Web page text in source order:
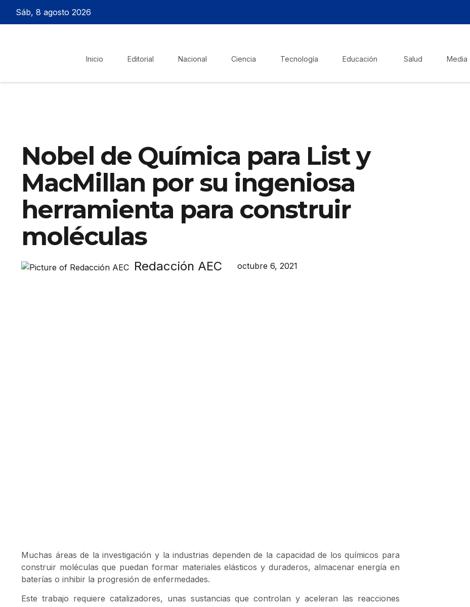
Sáb, 8 agosto 2026
Inicio Editorial Nacional Ciencia Tecnología Educación Salud Media
Nobel de Química para List y
MacMillan por su ingeniosa
herramienta para construir
moléculas
Redacción AEC octubre 6, 2021
Muchas áreas de la investigación y la industrias dependen de la capacidad de los químicos para
construir moléculas que puedan formar materiales elásticos y duraderos, almacenar energía en
baterías o inhibir la progresión de enfermedades.
Este trabajo requiere catalizadores, unas sustancias que controlan y aceleran las reacciones